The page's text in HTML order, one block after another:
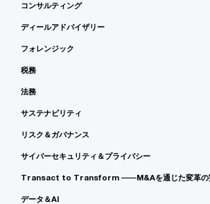
コンサルティング
ディールアドバイザリー
フォレンジック
税務
法務
サステナビリティ
リスク＆ガバナンス
サイバーセキュリティ＆プライバシー
Transact to Transform ――M&Aを通じた変革の
データ＆AI